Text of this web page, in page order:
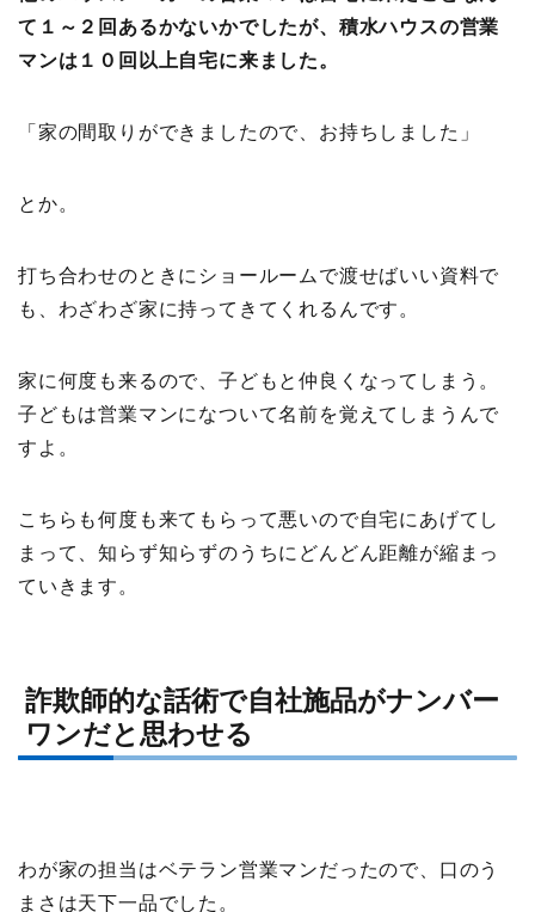
て１～２回あるかないかでしたが、積水ハウスの営業
マンは１０回以上自宅に来ました。
「家の間取りができましたので、お持ちしました」
とか。
打ち合わせのときにショールームで渡せばいい資料で
も、わざわざ家に持ってきてくれるんです。
家に何度も来るので、子どもと仲良くなってしまう。
子どもは営業マンになついて名前を覚えてしまうんで
すよ。
こちらも何度も来てもらって悪いので自宅にあげてし
まって、知らず知らずのうちにどんどん距離が縮まっ
ていきます。
詐欺師的な話術で自社施品がナンバー
ワンだと思わせる
わが家の担当はベテラン営業マンだったので、口のう
まさは天下一品でした。